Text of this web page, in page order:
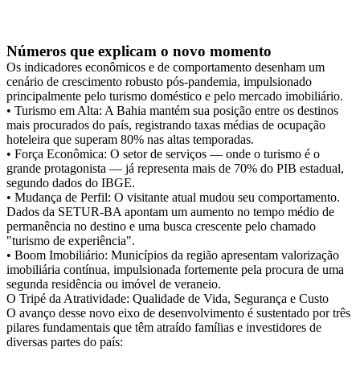
Números que explicam o novo momento
Os indicadores econômicos e de comportamento desenham um
cenário de crescimento robusto pós-pandemia, impulsionado
principalmente pelo turismo doméstico e pelo mercado imobiliário.
• Turismo em Alta: A Bahia mantém sua posição entre os destinos
mais procurados do país, registrando taxas médias de ocupação
hoteleira que superam 80% nas altas temporadas.
• Força Econômica: O setor de serviços — onde o turismo é o
grande protagonista — já representa mais de 70% do PIB estadual,
segundo dados do IBGE.
• Mudança de Perfil: O visitante atual mudou seu comportamento.
Dados da SETUR-BA apontam um aumento no tempo médio de
permanência no destino e uma busca crescente pelo chamado
"turismo de experiência".
• Boom Imobiliário: Municípios da região apresentam valorização
imobiliária contínua, impulsionada fortemente pela procura de uma
segunda residência ou imóvel de veraneio.
O Tripé da Atratividade: Qualidade de Vida, Segurança e Custo
O avanço desse novo eixo de desenvolvimento é sustentado por três
pilares fundamentais que têm atraído famílias e investidores de
diversas partes do país: